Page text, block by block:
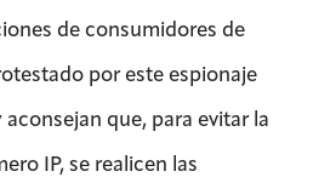
de consumidores de
por este espionaje
que, para evitar la
IP, se realicen las